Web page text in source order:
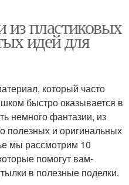
из пластиковых
идей для
который часто
быстро оказывается в
немного фантазии, из
полезных и оригинальных
мы рассмотрим 10
помогут вам-
в полезные поделки.